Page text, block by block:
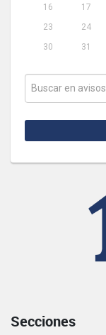
16
17
23
24
30
31
Secciones